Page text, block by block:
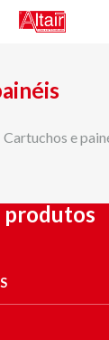
Cartuchos e
produtos